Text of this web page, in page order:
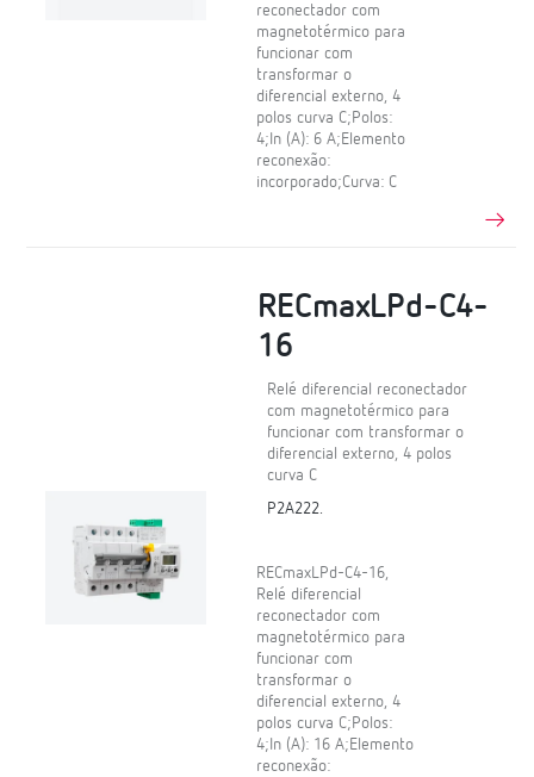
reconectador com
magnetotérmico para
funcionar com
transformar o
diferencial externo, 4
polos curva C;Polos:
4;In (A): 6 A;Elemento
reconexão:
incorporado;Curva: C
RECmaxLPd-C4-
16
Relé diferencial reconectador
com magnetotérmico para
funcionar com transformar o
diferencial externo, 4 polos
curva C
P2A222.
RECmaxLPd-C4-16,
Relé diferencial
reconectador com
magnetotérmico para
funcionar com
transformar o
diferencial externo, 4
polos curva C;Polos:
4;In (A): 16 A;Elemento
reconexão: